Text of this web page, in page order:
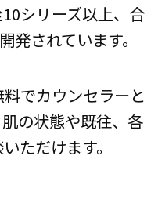
シリーズ以上、合
発されています。
でカウンセラーと
の状態や既往、各
ただけます。